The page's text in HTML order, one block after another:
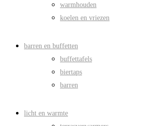
warmhouden
koelen en vriezen
barren en buffetten
buffettafels
biertaps
barren
licht en warmte